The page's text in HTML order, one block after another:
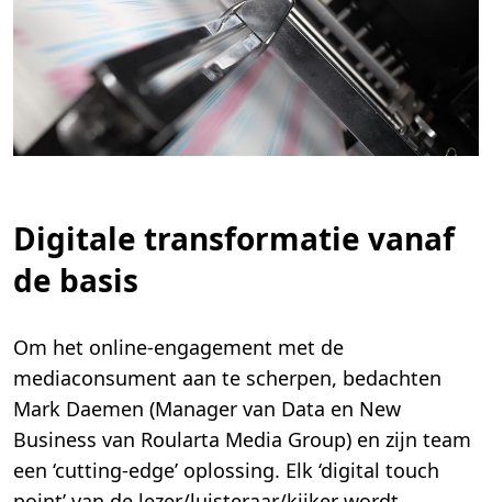
Digitale transformatie vanaf
de basis
Om het online-engagement met de
mediaconsument aan te scherpen, bedachten
Mark Daemen (Manager van Data en New
Business van Roularta Media Group) en zijn team
een ‘cutting-edge’ oplossing. Elk ‘digital touch